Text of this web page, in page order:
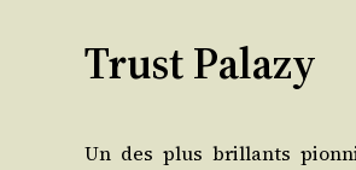
Trust Palazy
Un des plus brillants